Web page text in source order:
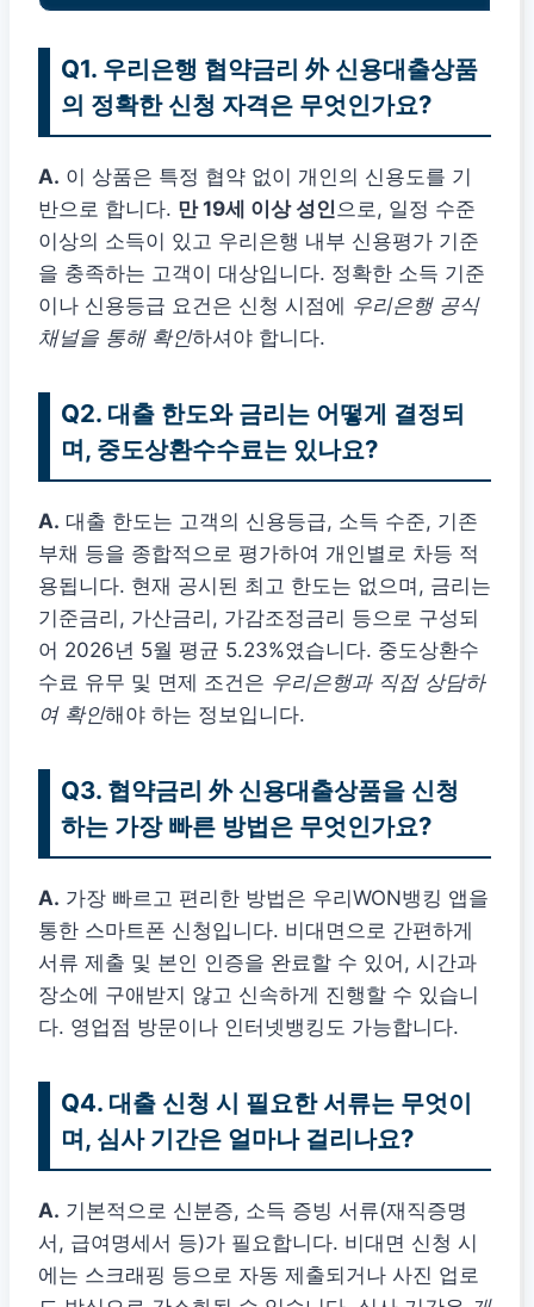
Q1. 우리은행 협약금리 外 신용대출상품
의 정확한 신청 자격은 무엇인가요?
A. 이 상품은 특정 협약 없이 개인의 신용도를 기
반으로 합니다. 만 19세 이상 성인으로, 일정 수준
이상의 소득이 있고 우리은행 내부 신용평가 기준
을 충족하는 고객이 대상입니다. 정확한 소득 기준
이나 신용등급 요건은 신청 시점에 우리은행 공식
채널을 통해 확인하셔야 합니다.
Q2. 대출 한도와 금리는 어떻게 결정되
며, 중도상환수수료는 있나요?
A. 대출 한도는 고객의 신용등급, 소득 수준, 기존
부채 등을 종합적으로 평가하여 개인별로 차등 적
용됩니다. 현재 공시된 최고 한도는 없으며, 금리는
기준금리, 가산금리, 가감조정금리 등으로 구성되
어 2026년 5월 평균 5.23%였습니다. 중도상환수
수료 유무 및 면제 조건은 우리은행과 직접 상담하
여 확인해야 하는 정보입니다.
Q3. 협약금리 外 신용대출상품을 신청
하는 가장 빠른 방법은 무엇인가요?
A. 가장 빠르고 편리한 방법은 우리WON뱅킹 앱을
통한 스마트폰 신청입니다. 비대면으로 간편하게
서류 제출 및 본인 인증을 완료할 수 있어, 시간과
장소에 구애받지 않고 신속하게 진행할 수 있습니
다. 영업점 방문이나 인터넷뱅킹도 가능합니다.
Q4. 대출 신청 시 필요한 서류는 무엇이
며, 심사 기간은 얼마나 걸리나요?
A. 기본적으로 신분증, 소득 증빙 서류(재직증명
서, 급여명세서 등)가 필요합니다. 비대면 신청 시
에는 스크래핑 등으로 자동 제출되거나 사진 업로